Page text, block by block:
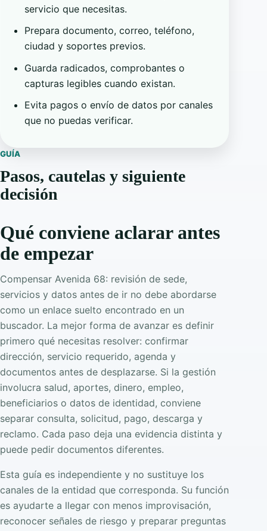
servicio que necesitas.
Prepara documento, correo, teléfono,
ciudad y soportes previos.
Guarda radicados, comprobantes o
capturas legibles cuando existan.
Evita pagos o envío de datos por canales
que no puedas verificar.
GUÍA
Pasos, cautelas y siguiente
decisión
Qué conviene aclarar antes
de empezar
Compensar Avenida 68: revisión de sede,
servicios y datos antes de ir no debe abordarse
como un enlace suelto encontrado en un
buscador. La mejor forma de avanzar es definir
primero qué necesitas resolver: confirmar
dirección, servicio requerido, agenda y
documentos antes de desplazarse. Si la gestión
involucra salud, aportes, dinero, empleo,
beneficiarios o datos de identidad, conviene
separar consulta, solicitud, pago, descarga y
reclamo. Cada paso deja una evidencia distinta y
puede pedir documentos diferentes.
Esta guía es independiente y no sustituye los
canales de la entidad que corresponda. Su función
es ayudarte a llegar con menos improvisación,
reconocer señales de riesgo y preparar preguntas